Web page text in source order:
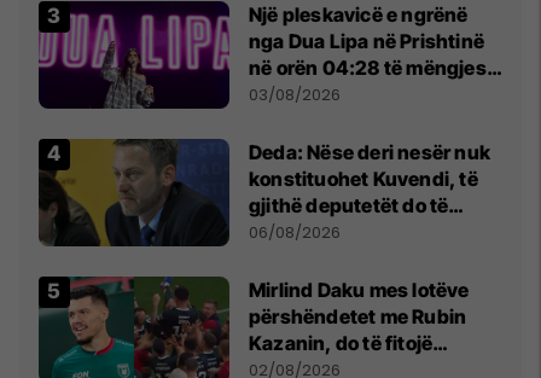
Një pleskavicë e ngrënë
nga Dua Lipa në Prishtinë
në orën 04:28 të mëngjesit
- dhe bota digjitale serbe
03/08/2026
Deda: Nëse deri nesër nuk
konstituohet Kuvendi, të
gjithë deputetët do të
bëjnë shkelje të rëndë
06/08/2026
Mirlind Daku mes lotëve
përshëndetet me Rubin
Kazanin, do të fitojë
miliona te Spartak Moska
02/08/2026